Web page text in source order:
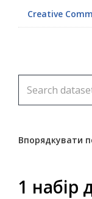
Creative
Впорядкувати
1 набір